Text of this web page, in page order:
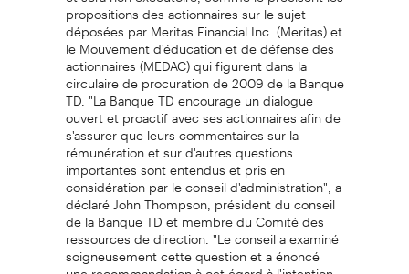
propositions des actionnaires sur le sujet
déposées par Meritas Financial Inc. (Meritas) et
le Mouvement d'éducation et de défense des
actionnaires (MEDAC) qui figurent dans la
circulaire de procuration de 2009 de la Banque
TD. "La Banque TD encourage un dialogue
ouvert et proactif avec ses actionnaires afin de
s'assurer que leurs commentaires sur la
rémunération et sur d'autres questions
importantes sont entendus et pris en
considération par le conseil d'administration", a
déclaré John Thompson, président du conseil
de la Banque TD et membre du Comité des
ressources de direction. "Le conseil a examiné
soigneusement cette question et a énoncé
une recommandation à cet égard à l'intention